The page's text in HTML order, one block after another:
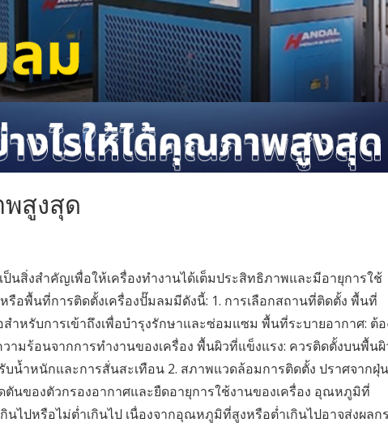
สูงสุด
นสิ่งสำคัญเพื่อให้เครื่องทำงานได้เต็มประสิทธิภาพและมีอายุการใช้
อพื้นที่การติดตั้งเครื่องปั๊มลมมีดังนี้: 1. การเลือกสถานที่ติดตั้ง พื้นที่
ำหรับการเข้าถึงเพื่อบำรุงรักษาและซ่อมแซม พื้นที่ระบายอากาศ: ต้
ามร้อนจากการทำงานของเครื่อง พื้นผิวที่แข็งแรง: ควรติดตั้งบนพื้น
น้ำหนักและการสั่นสะเทือน 2. สภาพแวดล้อมการติดตั้ง ปราศจากฝุ่น
นของตัวกรองอากาศและยืดอายุการใช้งานของเครื่อง อุณหภูมิที่
ไปหรือไม่ต่ำเกินไป เนื่องจากอุณหภูมิที่สูงหรือต่ำเกินไปอาจส่งผลก